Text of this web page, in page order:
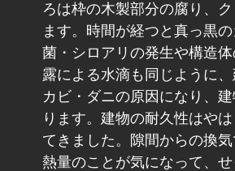
ろは枠の木製部分の腐り、
ます。時間が経つと真っ黒
菌・シロアリの発生や構造
露による水滴も同じように
カビ・ダニの原因になり、
ります。建物の耐久性はや
てきました。隙間からの換
熱量のことが気になって、